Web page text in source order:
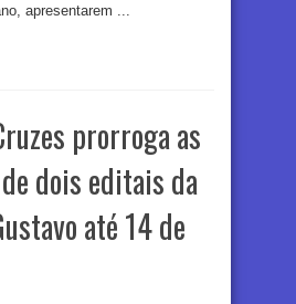
apresentarem ...
prorroga as
dois editais da
até 14 de